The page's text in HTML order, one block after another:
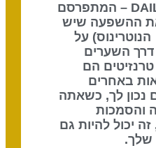
“הנוף היומי” DAILY VIEW – המתפרסם
ההשפעה שיש
הנוטרינוס) על
השערים
הם
באחרים
נכון לך, כשאתה
יכול להיות גם